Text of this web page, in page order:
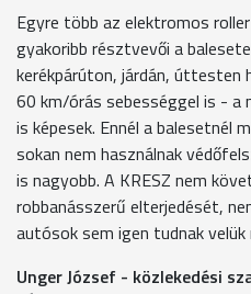
Egyre több az elektromos
gyakoribb résztvevői a
kerékpárúton, járdán, úttesten
60 km/órás sebességgel is - a
is képesek. Ennél a balesetnél
sokan nem használnak
is nagyobb. A KRESZ nem
robbanásszerű elterjedését,
autósok sem igen tudnak velük
Unger József - közlekedési